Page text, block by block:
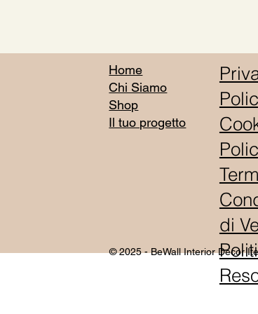
Home
Chi Siamo
Shop
Il tuo progetto
di
© 2025 - BeWall Interior Decor